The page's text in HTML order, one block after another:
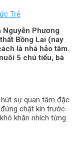
Trẻ
Phương
Bồng Lai (nay
là nhà hảo tâm.
5 chú tiểu, bà
hút sự quan tâm đặc
chật kín trước
khăn nhích từng